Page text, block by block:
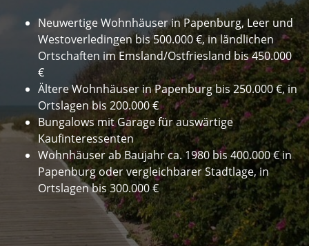
Neuwertige Wohnhäuser in Papenburg, Leer und
Westoverledingen bis 500.000 €, in ländlichen
Ortschaften im Emsland/Ostfriesland bis 450.000
€
Ältere Wohnhäuser in Papenburg bis 250.000 €, in
Ortslagen bis 200.000 €
Bungalows mit Garage für auswärtige
Kaufinteressenten
Wohnhäuser ab Baujahr ca. 1980 bis 400.000 € in
Papenburg oder vergleichbarer Stadtlage, in
Ortslagen bis 300.000 €